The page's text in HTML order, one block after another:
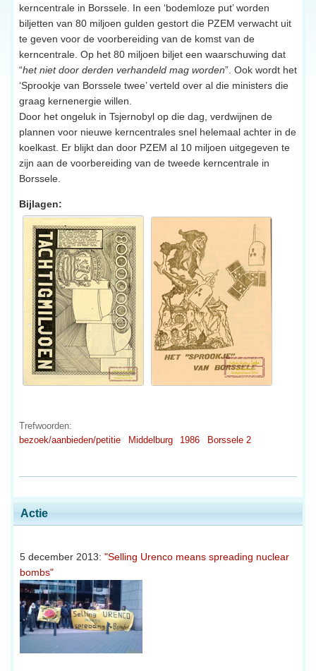
Actie
5 december 2013: "Selling Urenco means spreading nuclear
bombs"
kerncentrale in Borssele. In een ‘bodemloze put’ worden
biljetten van 80 miljoen gulden gestort die PZEM verwacht uit
te geven voor de voorbereiding van de komst van de
kerncentrale. Op het 80 miljoen biljet een waarschuwing dat
“het niet door derden verhandeld mag worden”. Ook wordt het
‘Sprookje van Borssele twee’ verteld over al die ministers die
graag kernenergie willen.
Door het ongeluk in Tsjernobyl op die dag, verdwijnen de
plannen voor nieuwe kerncentrales snel helemaal achter in de
koelkast. Er blijkt dan door PZEM al 10 miljoen uitgegeven te
zijn aan de voorbereiding van de tweede kerncentrale in
Borssele.
Bijlagen:
Trefwoorden:
bezoek/aanbieden/petitie
Middelburg 1986 Borssele 2